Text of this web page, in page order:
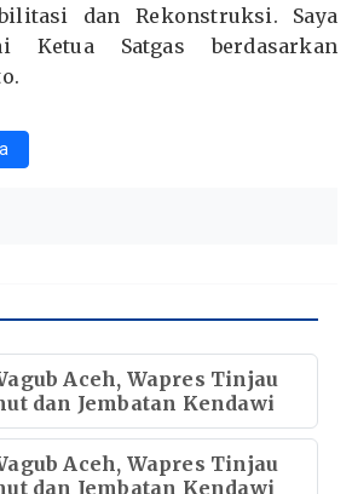
dan Rekonstruksi. Saya
Ketua Satgas berdasarkan
Aceh, Wapres Tinjau
dan Jembatan Kendawi
Aceh, Wapres Tinjau
dan Jembatan Kendawi